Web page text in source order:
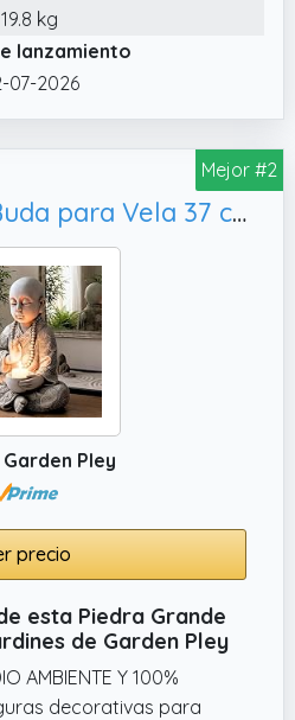
19.8 kg
lanzamiento
07-2026
Mejor #2
Garden Pley - Buda para Vela 37 cm (Ceniza).- Budas Grandes de Jardin y Estatuas Decorativas de Piedra para Decoracion Jardin Exterior y Espacios Zen
Pley
precio
esta Piedra Grande
de Garden Pley
AMBIENTE Y 100%
decorativas para